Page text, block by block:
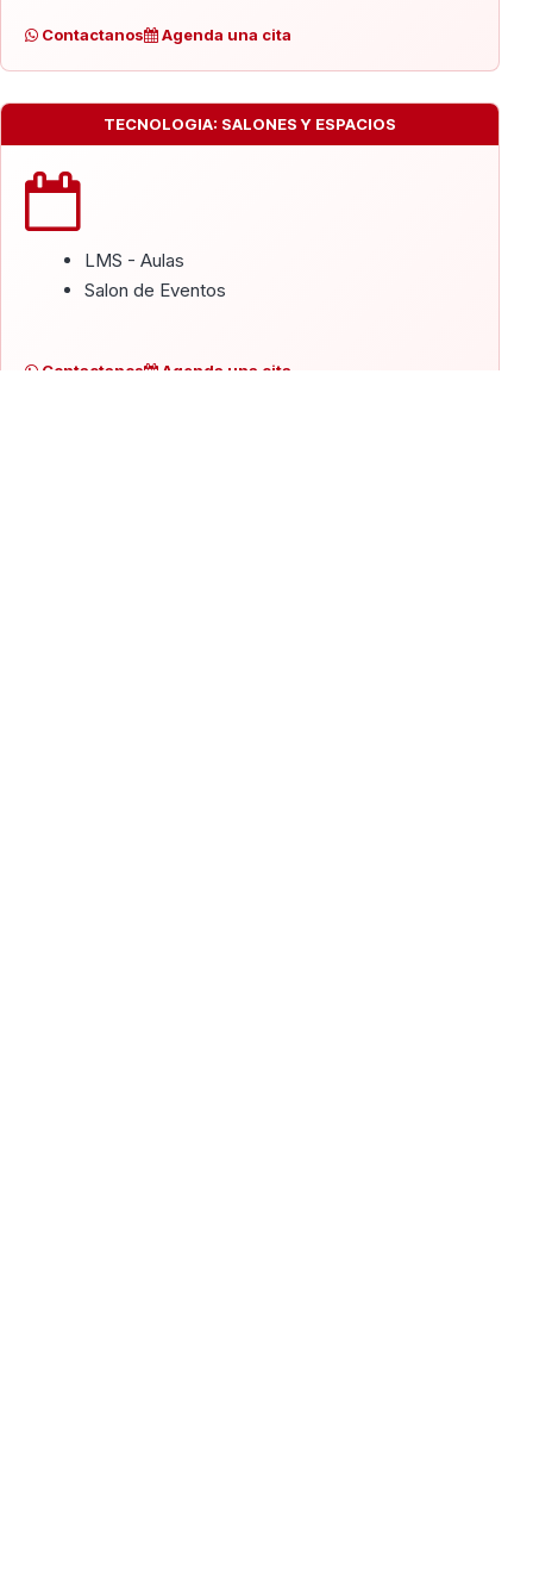
Contactanos Agenda una cita
TECNOLOGIA: SALONES Y ESPACIOS
LMS - Aulas
Salon de Eventos
Contactanos Agenda una cita